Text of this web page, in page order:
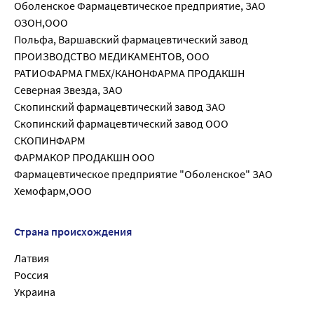
Оболенское Фармацевтическое предприятие, ЗАО
ОЗОН,ООО
Польфа, Варшавский фармацевтический завод
ПРОИЗВОДСТВО МЕДИКАМЕНТОВ, ООО
РАТИОФАРМА ГМБХ/КАНОНФАРМА ПРОДАКШН
Северная Звезда, ЗАО
Скопинский фармацевтический завод ЗАО
Скопинский фармацевтический завод ООО
СКОПИНФАРМ
ФАРМАКОР ПРОДАКШН ООО
Фармацевтическое предприятие "Оболенское" ЗАО
Хемофарм,ООО
Страна происхождения
Латвия
Россия
Украина